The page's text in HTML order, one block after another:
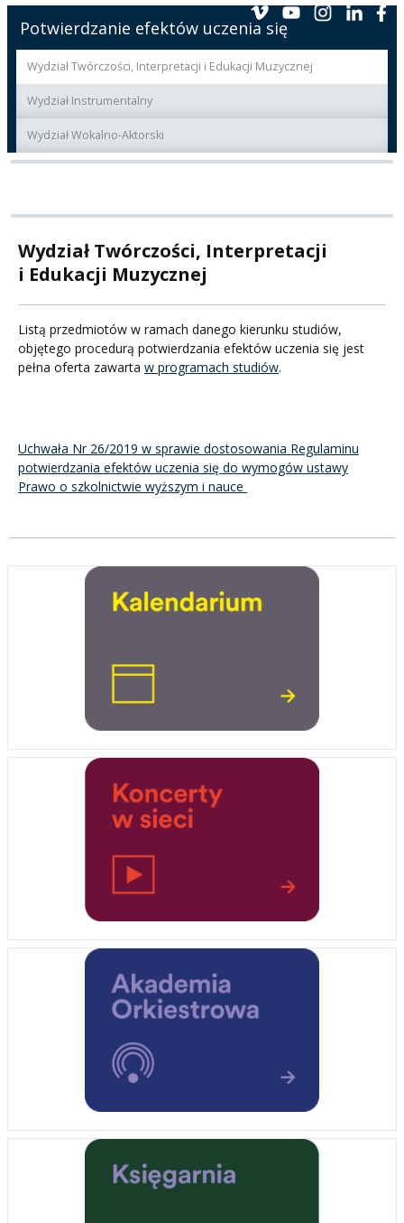
Potwierdzanie efektów uczenia się
Wydział Twórczości, Interpretacji i Edukacji Muzycznej
Wydział Instrumentalny
Wydział Wokalno-Aktorski
Wydział Twórczości, Interpretacji
i Edukacji Muzycznej
Listą przedmiotów w ramach danego kierunku studiów,
objętego procedurą potwierdzania efektów uczenia się jest
pełna oferta zawarta w programach studiów.
Uchwała Nr 26/2019 w sprawie dostosowania Regulaminu
potwierdzania efektów uczenia się do wymogów ustawy
Prawo o szkolnictwie wyższym i nauce